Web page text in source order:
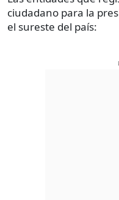
ciudadano para la
el sureste del país: